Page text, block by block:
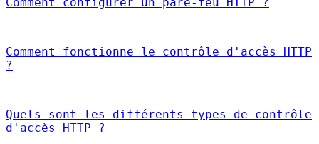
Comment fonctionne le contrôle d'accès HTTP
?
Quels sont les différents types de contrôle
d'accès HTTP ?